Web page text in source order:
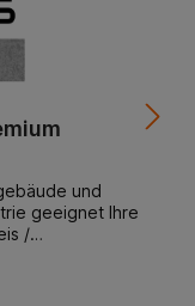
und
geeignet Ihre
/